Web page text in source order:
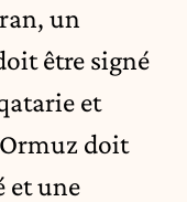
un
être signé
et
doit
et une